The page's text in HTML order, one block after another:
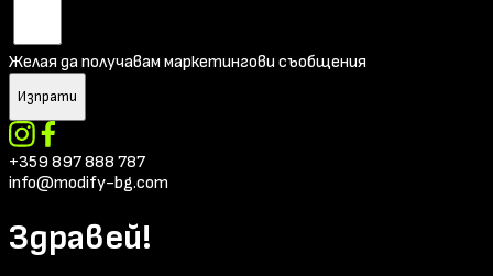
Желая да получавам маркетингови съобщения
Изпрати
+359 897 888 787
info@modify-bg.com
Здравей!